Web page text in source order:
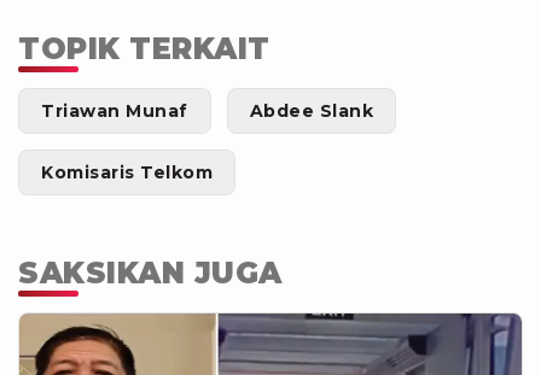
TOPIK TERKAIT
Triawan Munaf Abdee Slank
Komisaris Telkom
SAKSIKAN JUGA